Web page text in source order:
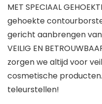
MET SPECIAAL
gehoekte
gericht aanbrengen
VEILIG EN
zorgen we altijd voor
cosmetische
teleurstellen!